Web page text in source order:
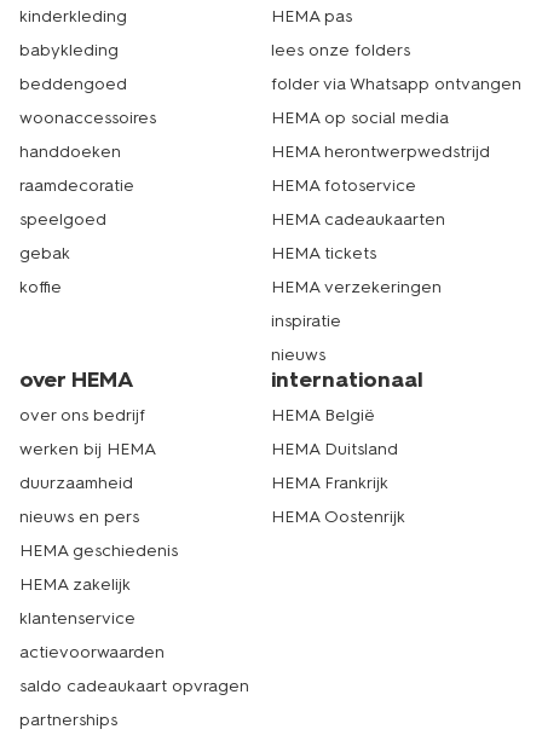
kinderkleding
babykleding
beddengoed
woonaccessoires
handdoeken
raamdecoratie
speelgoed
gebak
koffie
HEMA pas
lees onze folders
folder via Whatsapp ontvangen
HEMA op social media
HEMA herontwerpwedstrijd
HEMA fotoservice
HEMA cadeaukaarten
HEMA tickets
HEMA verzekeringen
inspiratie
nieuws
over HEMA
over ons bedrijf
werken bij HEMA
duurzaamheid
nieuws en pers
HEMA geschiedenis
HEMA zakelijk
klantenservice
actievoorwaarden
saldo cadeaukaart opvragen
partnerships
internationaal
HEMA België
HEMA Duitsland
HEMA Frankrijk
HEMA Oostenrijk